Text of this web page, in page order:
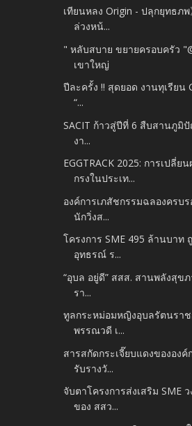
เทียนหลง Origin - ปลุกยุทธภ
ล่วงหน้...
" หลับสบาย ขยายครอบครัว
เขาใหญ่
ปีละครั้ง !! สุดยอด งานทุเรียน
“...
SACIT ก้าวสู่ปีที่ 6 สืบสานภูมิ
งา...
EGGTRACK 2025: การเปลี่
กรงในประเท...
องค์การเภสัชกรรมฉลองครบ
นักวิ่งส...
โครงการ SME 495 ล้านบาท
อุทธรณ์ ร...
“อุบล อยู่ดี” สสส. สานพลังสุข
รา...
ทูลกระหม่อมหญิงอุบลรัตนร
พรรณวดี เ...
สารสกัดกระเจี๊ยบแดงขององ
รับรางวั...
จับตาโครงการส่งเสริม SME
ของ สสว...